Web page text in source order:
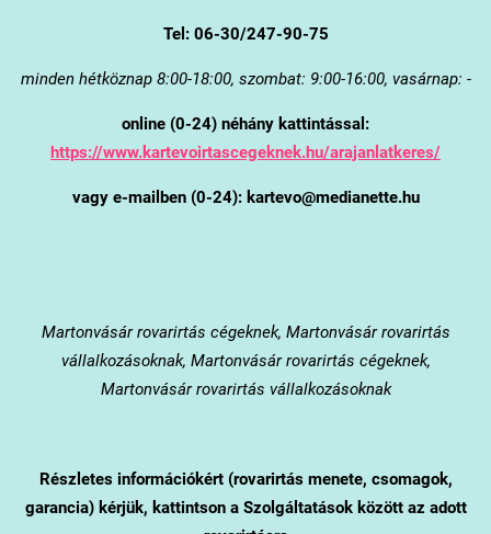
Tel: 06-30/247-90-75
minden hétköznap 8:00-18:00, szombat: 9:00-16:00, vasárnap: -
online (0-24) néhány kattintással:
https://www.kartevoirtascegeknek.hu/arajanlatkeres/
vagy e-mailben (0-24): kartevo@medianette.hu
Martonvásárrovarirtás cégeknek, Martonvásár rovarirtás
vállalkozásoknak, Martonvásár rovarirtás cégeknek,
Martonvásár rovarirtás vállalkozásoknak
Részletes információkért (rovarirtás menete, csomagok,
garancia) kérjük, kattintson a Szolgáltatások között az adott